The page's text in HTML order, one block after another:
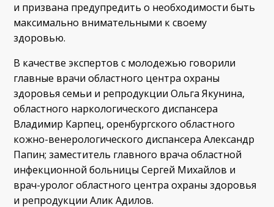
и призвана предупредить о необходимости быть
максимально внимательными к своему
здоровью.
В качестве экспертов с молодежью говорили
главные врачи областного центра охраны
здоровья семьи и репродукции Ольга Якунина,
областного наркологического диспансера
Владимир Карпец, оренбургского областного
кожно-венерологического диспансера Александр
Папин; заместитель главного врача областной
инфекционной больницы Сергей Михайлов и
врач-уролог областного центра охраны здоровья
и репродукции Алик Адилов.